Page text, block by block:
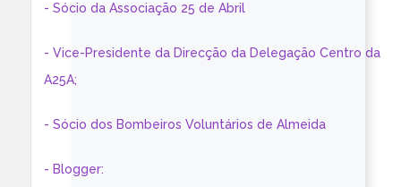
- Sócio da Associação 25 de Abril
- Vice-Presidente da Direcção da Delegação Centro da
A25A;
- Sócio dos Bombeiros Voluntários de Almeida
- Blogger: